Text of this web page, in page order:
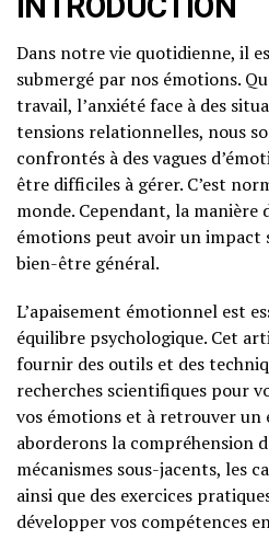
Dans notre vie quotidienne, il
submergé par nos émotions.
travail, l’anxiété face à des
tensions relationnelles, nous
confrontés à des vagues
être difficiles à gérer. C’est
monde. Cependant, la manière
émotions peut avoir un
bien-être général.
L’apaisement émotionnel est
équilibre psychologique. Cet
fournir des outils et des
recherches scientifiques pour
vos émotions et à retrouver un
aborderons la compréhension
mécanismes sous-jacents, les
ainsi que des exercices
développer vos compétences